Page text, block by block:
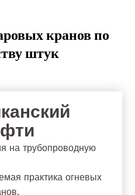
кранов по
штук
на трубопроводную
практика огневых